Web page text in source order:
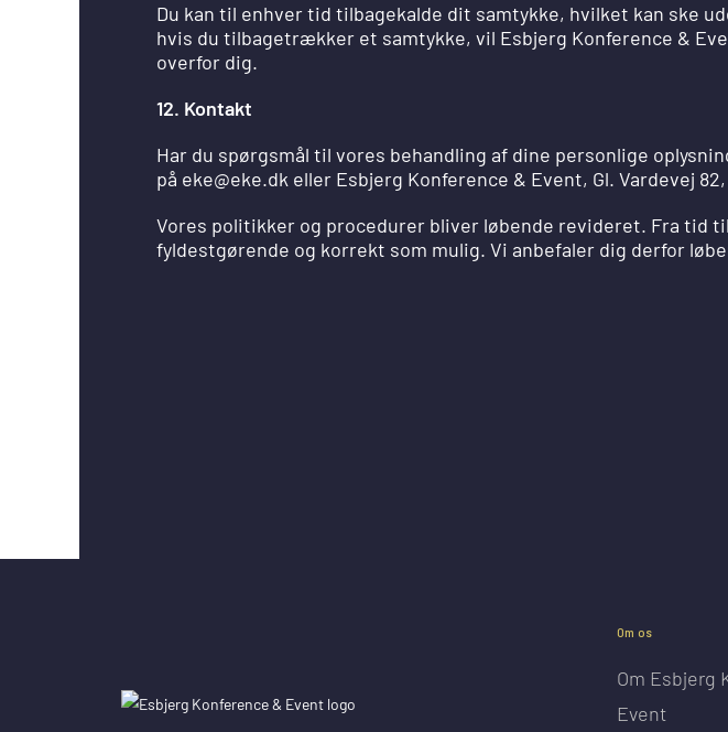
Du kan til enhver tid tilbagekalde dit samtykke, hvilket kan ske
hvis du tilbagetrækker et samtykke, vil Esbjerg Konference &
overfor dig.
12. Kontakt
Har du spørgsmål til vores behandling af dine personlige
på eke@eke.dk eller Esbjerg Konference & Event, Gl. Vardevej
Vores politikker og procedurer bliver løbende revideret. Fra tid
fyldestgørende og korrekt som mulig. Vi anbefaler dig derfor
Om os
Om Esbjerg
Event